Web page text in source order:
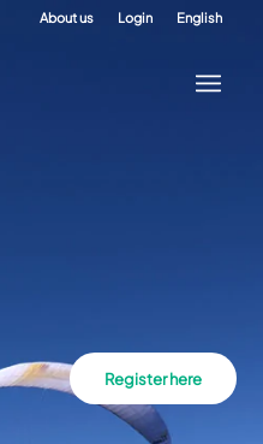
About us Login English
Register here